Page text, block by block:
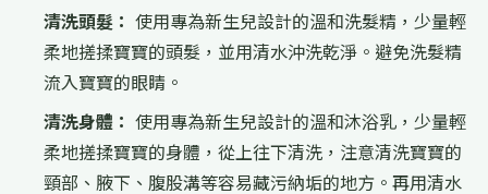
清洗頭髮： 使用專為新生兒設計的溫和洗髮精，少量輕
柔地搓揉寶寶的頭髮，並用清水沖洗乾淨。避免洗髮精
流入寶寶的眼睛。
清洗身體： 使用專為新生兒設計的溫和沐浴乳，少量輕
柔地搓揉寶寶的身體，從上往下清洗，注意清洗寶寶的
頸部、腋下、腹股溝等容易藏污納垢的地方。再用清水